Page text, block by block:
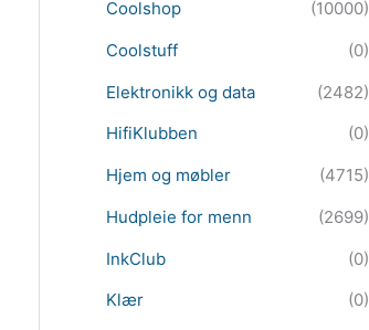
Coolshop
(10000)
Coolstuff
(0)
Elektronikk og data
(2482)
HifiKlubben
(0)
Hjem og møbler
(4715)
Hudpleie for menn
(2699)
InkClub
(0)
Klær
(0)